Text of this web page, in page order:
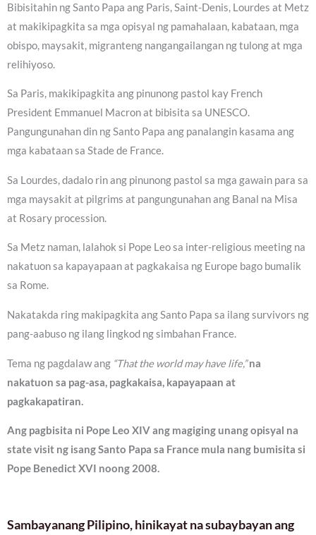
Bibisitahin ng Santo Papa ang Paris, Saint-Denis, Lourdes at Metz
at makikipagkita sa mga opisyal ng pamahalaan, kabataan, mga
obispo, maysakit, migranteng nangangailangan ng tulong at mga
relihiyoso.
Sa Paris, makikipagkita ang pinunong pastol kay French
President Emmanuel Macron at bibisita sa UNESCO.
Pangungunahan din ng Santo Papa ang panalangin kasama ang
mga kabataan sa Stade de France.
Sa Lourdes, dadalo rin ang pinunong pastol sa mga gawain para sa
mga maysakit at pilgrims at pangungunahan ang Banal na Misa
at Rosary procession.
Sa Metz naman, lalahok si Pope Leo sa inter-religious meeting na
nakatuon sa kapayapaan at pagkakaisa ng Europe bago bumalik
sa Rome.
Nakatakda ring makipagkita ang Santo Papa sa ilang survivors ng
pang-aabuso ng ilang lingkod ng simbahan France.
Tema ng pagdalaw ang “That the world may have life,”na
nakatuon sa pag-asa, pagkakaisa, kapayapaan at
pagkakapatiran.
Ang pagbisita ni Pope Leo XIV ang magiging unang opisyal na
state visit ng isang Santo Papa sa France mula nang bumisita si
Pope Benedict XVI noong 2008.
Sambayanang Pilipino, hinikayat na subaybayan ang